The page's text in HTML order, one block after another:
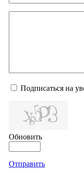
Подписаться на
Обновить
Отправить